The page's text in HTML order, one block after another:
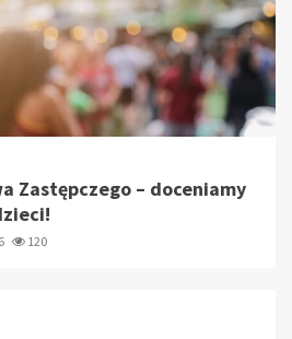
Zastępczego – doceniamy
120